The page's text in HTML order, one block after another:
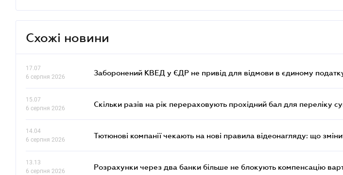
Схожі новини
17.07
6 серпня 2026
Заборонений КВЕД у ЄДР не привід для відмови в єдиному
15.07
6 серпня 2026
Скільки разів на рік перераховують прохідний бал для переліку
14.04
6 серпня 2026
Тютюнові компанії чекають на нові правила відеонагляду: що
13.13
6 серпня 2026
Розрахунки через два банки більше не блокують компенсацію